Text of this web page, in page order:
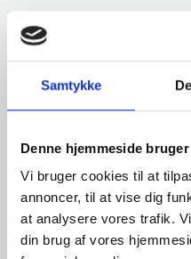
Samtykke
Denne hjemmeside
Vi bruger cookies til at
annoncer, til at vise dig
at analysere vores trafik.
din brug af vores
Anmeldelser af
Trixie Leopard Bjørn med Lyd
D. 17. jun. 2026
★★★★★
Anne siger...